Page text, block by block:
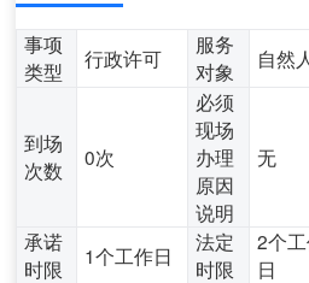
事项
类型
行政许可
服务
对象
自然人
到场
次数
0次
必须
现场
办理
原因
说明
无
承诺
时限
1个工作日
法定
时限
2个
日